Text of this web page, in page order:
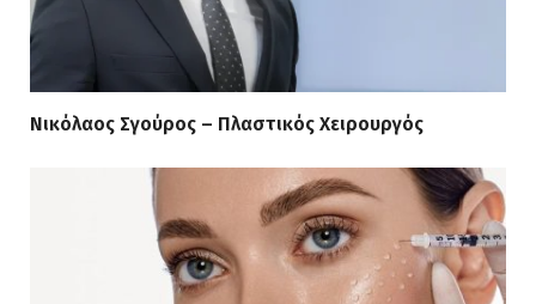
Νικόλαος Σγούρος – Πλαστικός Χειρουργός